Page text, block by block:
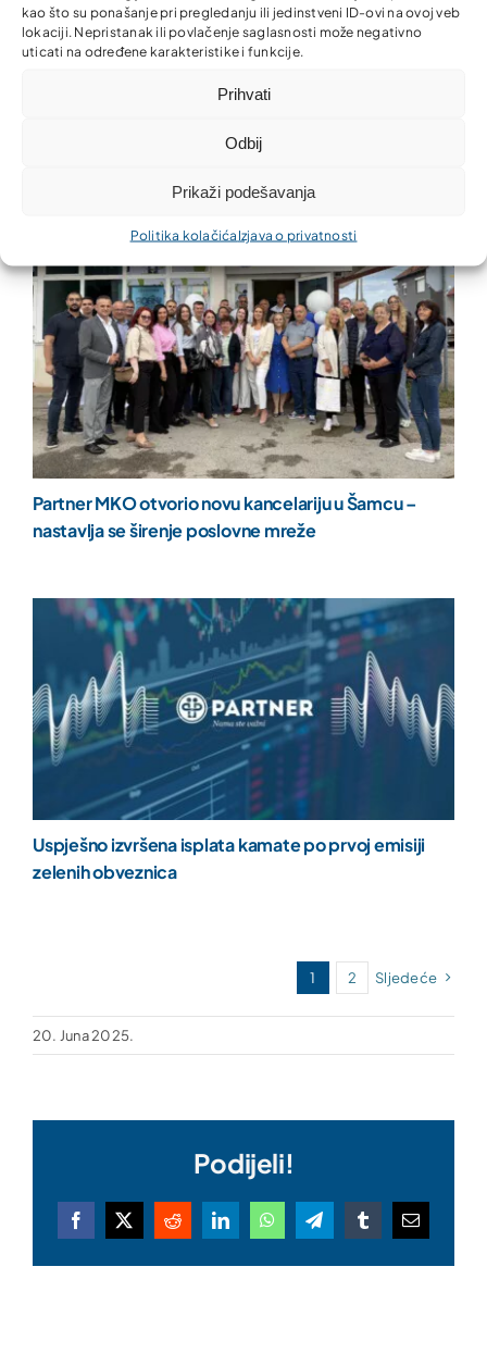
kao što su ponašanje pri pregledanju ili jedinstveni ID-ovi na ovoj veb
lokaciji. Nepristanak ili povlačenje saglasnosti može negativno
uticati na određene karakteristike i funkcije.
Prihvati
Odbij
Prikaži podešavanja
Politika kolačića Izjava o privatnosti
finansijske usluge bliže građanima i privredi
Partner MKO otvorio novu kancelariju u Šamcu –
nastavlja se širenje poslovne mreže
Uspješno izvršena isplata kamate po prvoj emisiji
zelenih obveznica
1 2 Sljedeće
20. Juna 2025.
Podijeli!
Facebook
X RedditLinkedInWhatsAppTelegramTumblrEmail